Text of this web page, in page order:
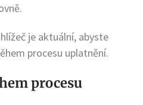
je aktuální, abyste
procesu uplatnění.
procesu